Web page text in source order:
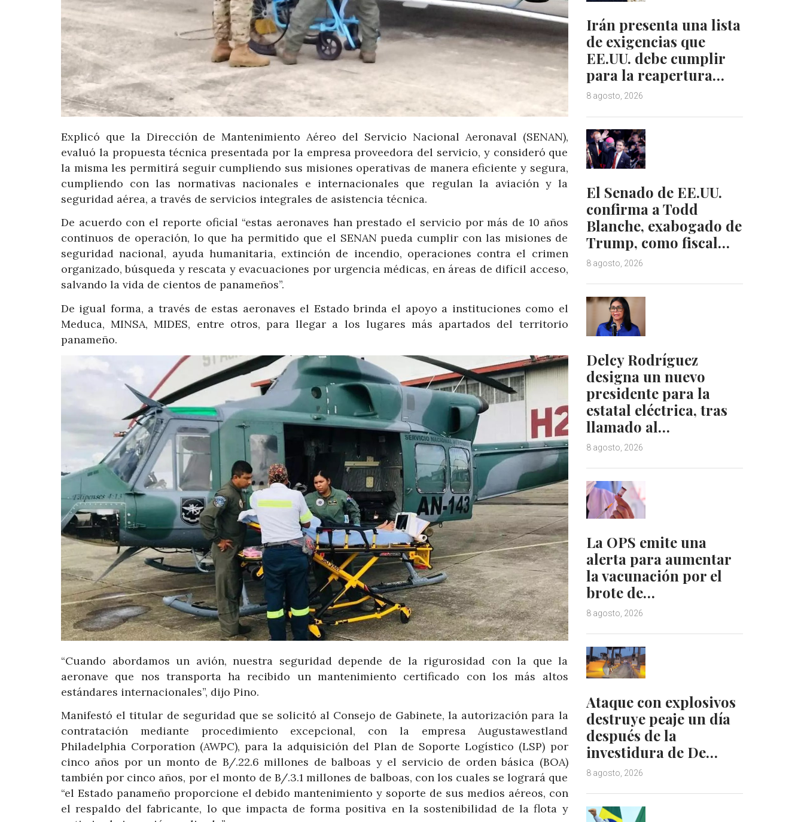
Explicó que la Dirección de Mantenimiento Aéreo del Servicio Nacional Aeronaval (SENAN),
evaluó la propuesta técnica presentada por la empresa proveedora del servicio, y consideró que
la misma les permitirá seguir cumpliendo sus misiones operativas de manera eficiente y segura,
cumpliendo con las normativas nacionales e internacionales que regulan la aviación y la
seguridad aérea, a través de servicios integrales de asistencia técnica.
De acuerdo con el reporte oficial “estas aeronaves han prestado el servicio por más de 10 años
continuos de operación, lo que ha permitido que el SENAN pueda cumplir con las misiones de
seguridad nacional, ayuda humanitaria, extinción de incendio, operaciones contra el crimen
organizado, búsqueda y rescata y evacuaciones por urgencia médicas, en áreas de difícil acceso,
salvando la vida de cientos de panameños”.
De igual forma, a través de estas aeronaves el Estado brinda el apoyo a instituciones como el
Meduca, MINSA, MIDES, entre otros, para llegar a los lugares más apartados del territorio
panameño.
“Cuando abordamos un avión, nuestra seguridad depende de la rigurosidad con la que la
aeronave que nos transporta ha recibido un mantenimiento certificado con los más altos
estándares internacionales”, dijo Pino.
Manifestó el titular de seguridad que se solicitó al Consejo de Gabinete, la autorización para la
contratación mediante procedimiento excepcional, con la empresa Augustawestland
Philadelphia Corporation (AWPC), para la adquisición del Plan de Soporte Logístico (LSP) por
cinco años por un monto de B/.22.6 millones de balboas y el servicio de orden básica (BOA)
también por cinco años, por el monto de B/.3.1 millones de balboas, con los cuales se logrará que
“el Estado panameño proporcione el debido mantenimiento y soporte de sus medios aéreos, con
el respaldo del fabricante, lo que impacta de forma positiva en la sostenibilidad de la flota y
Irán presenta una lista
de exigencias que
EE.UU. debe cumplir
para la reapertura…
8 agosto, 2026
El Senado de EE.UU.
confirma a Todd
Blanche, exabogado de
Trump, como fiscal…
8 agosto, 2026
Delcy Rodríguez
designa un nuevo
presidente para la
estatal eléctrica, tras
llamado al…
8 agosto, 2026
La OPS emite una
alerta para aumentar
la vacunación por el
brote de…
8 agosto, 2026
Ataque con explosivos
destruye peaje un día
después de la
investidura de De…
8 agosto, 2026